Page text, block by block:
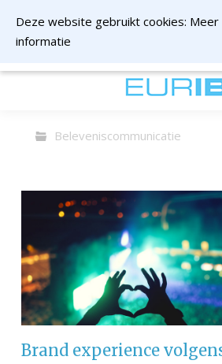
Beleveniscommunicatie
Brand experience
Deze website gebruikt cookies: Meer
informatie